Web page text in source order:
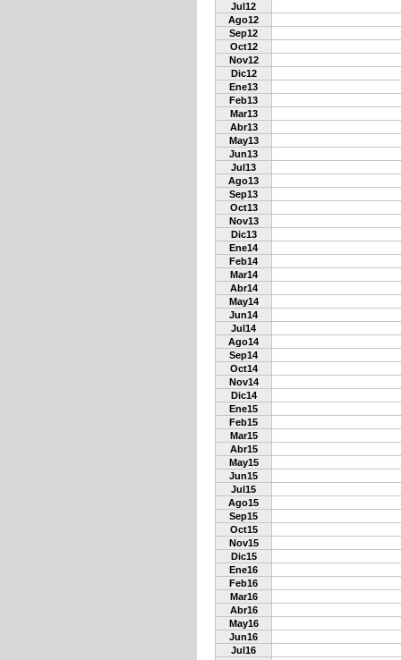
Jul12
Ago12
Sep12
Oct12
Nov12
Dic12
Ene13
Feb13
Mar13
Abr13
May13
Jun13
Jul13
Ago13
Sep13
Oct13
Nov13
Dic13
Ene14
Feb14
Mar14
Abr14
May14
Jun14
Jul14
Ago14
Sep14
Oct14
Nov14
Dic14
Ene15
Feb15
Mar15
Abr15
May15
Jun15
Jul15
Ago15
Sep15
Oct15
Nov15
Dic15
Ene16
Feb16
Mar16
Abr16
May16
Jun16
Jul16